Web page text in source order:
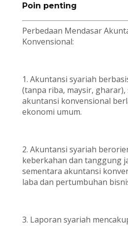
Poin penting
Perbedaan Mendasar
Konvensional:
1. Akuntansi syariah
(tanpa riba, maysir, gharar),
akuntansi konvensional
ekonomi umum.
2. Akuntansi syariah
keberkahan dan tanggung
sementara akuntansi
laba dan pertumbuhan
3. Laporan syariah